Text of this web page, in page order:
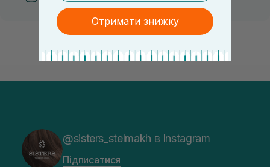
@sisters_stelmakh в Instagram
Підписатися
Отримати знижку